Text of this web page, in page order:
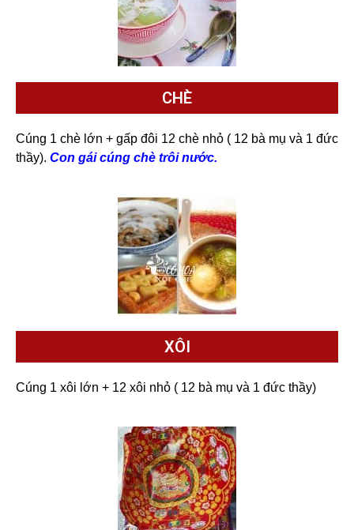
CHÈ
Cúng 1 chè lớn + gấp đôi 12 chè nhỏ ( 12 bà mụ và 1 đức
thầy). Con gái cúng chè trôi nước.
XÔI
Cúng 1 xôi lớn + 12 xôi nhỏ ( 12 bà mụ và 1 đức thầy)